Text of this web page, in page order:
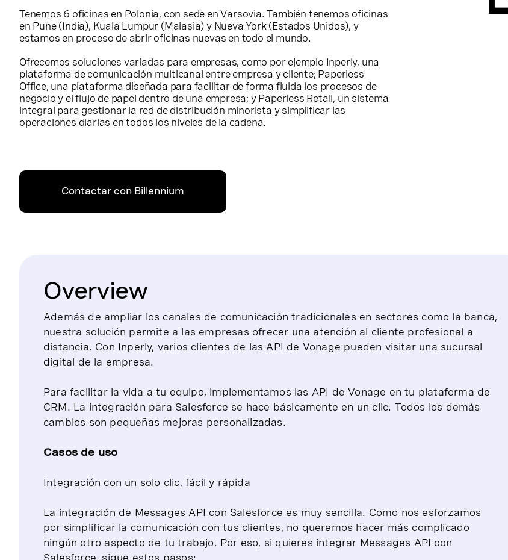
Tenemos 6 oficinas en Polonia, con sede en Varsovia. También tenemos oficinas
en Pune (India), Kuala Lumpur (Malasia) y Nueva York (Estados Unidos), y
estamos en proceso de abrir oficinas nuevas en todo el mundo.
Ofrecemos soluciones variadas para empresas, como por ejemplo Inperly, una
plataforma de comunicación multicanal entre empresa y cliente; Paperless
Office, una plataforma diseñada para facilitar de forma fluida los procesos de
negocio y el flujo de papel dentro de una empresa; y Paperless Retail, un sistema
integral para gestionar la red de distribución minorista y simplificar las
operaciones diarias en todos los niveles de la cadena.
Contactar con Billennium
Overview
Además de ampliar los canales de comunicación tradicionales en sectores como la banca,
nuestra solución permite a las empresas ofrecer una atención al cliente profesional a
distancia. Con Inperly, varios clientes de las API de Vonage pueden visitar una sucursal
digital de la empresa.
Para facilitar la vida a tu equipo, implementamos las API de Vonage en tu plataforma de
CRM. La integración para Salesforce se hace básicamente en un clic. Todos los demás
cambios son pequeñas mejoras personalizadas.
Casos de uso
Integración con un solo clic, fácil y rápida
La integración de Messages API con Salesforce es muy sencilla. Como nos esforzamos
por simplificar la comunicación con tus clientes, no queremos hacer más complicado
ningún otro aspecto de tu trabajo. Por eso, si quieres integrar Messages API con
Salesforce, sigue estos pasos: